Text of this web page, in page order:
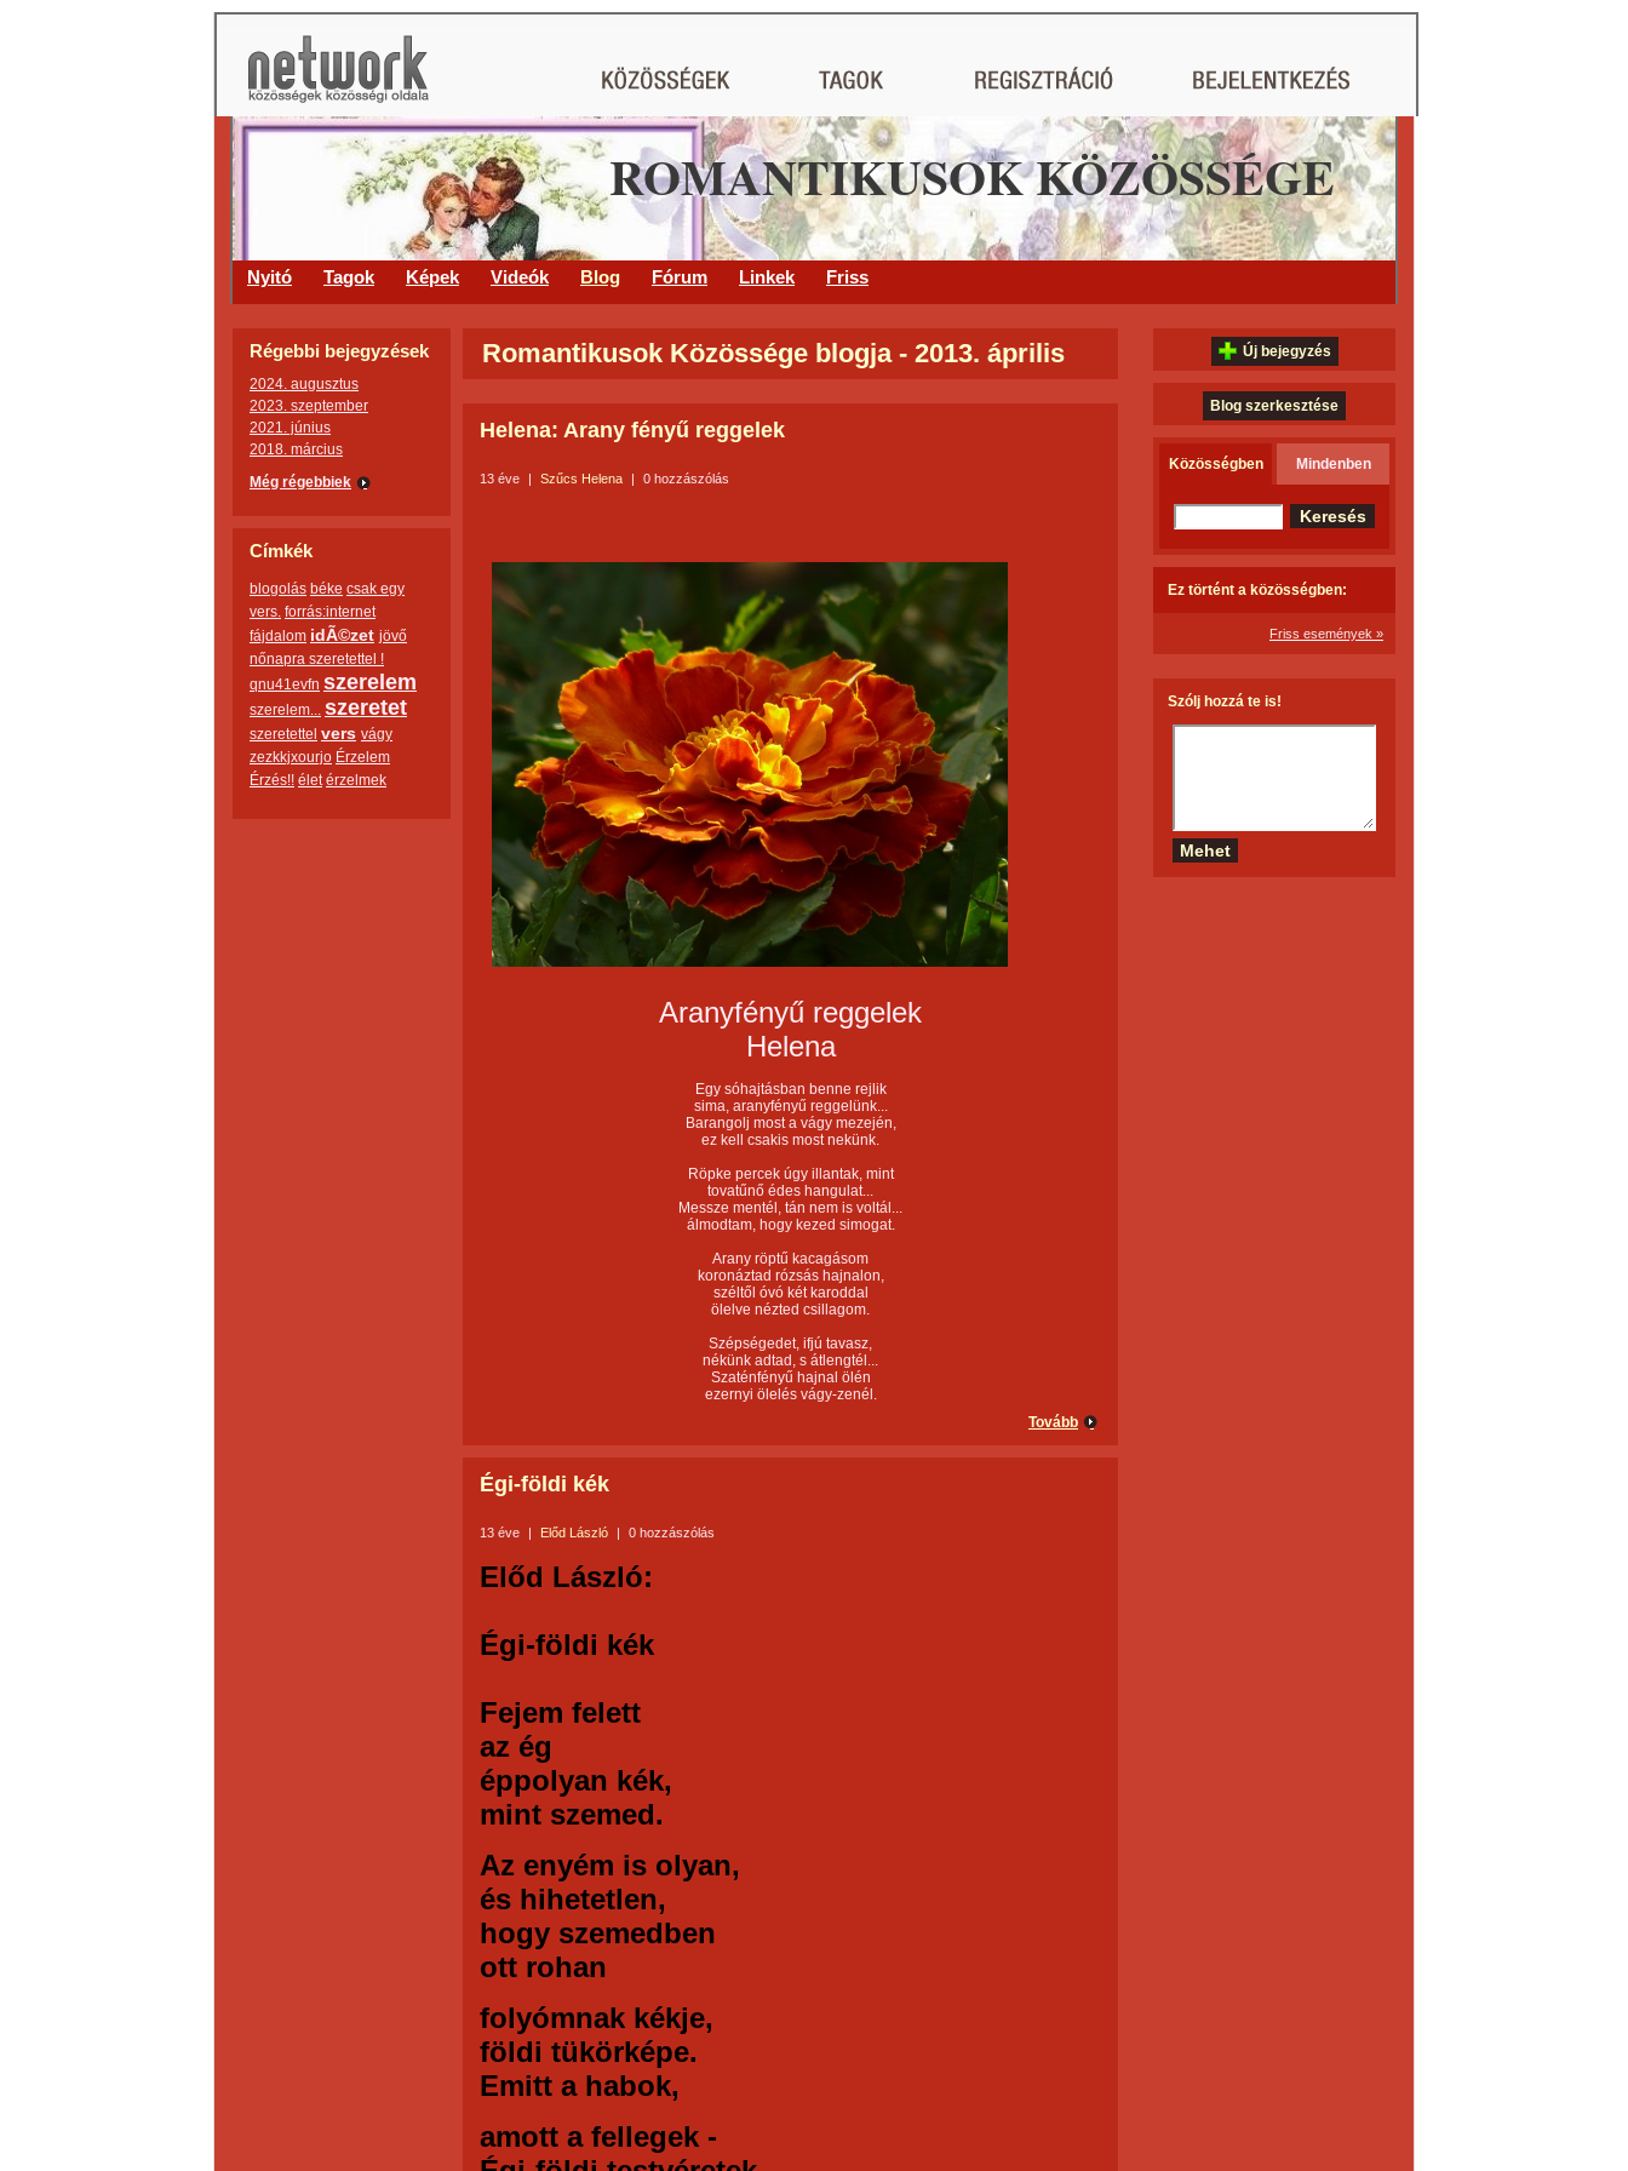
ROMANTIKUSOK KÖZÖSSÉGE
Nyitó Tagok Képek Videók Blog Fórum Linkek Friss
Régebbi bejegyzések
2024. augusztus
2023. szeptember
2021. június
2018. március
Még régebbiek
Címkék
blogolás béke csak egy
vers. forrás:internet
fájdalom idÃ©zet jövő
nőnapra szeretettel !
qnu41evfn szerelem
szerelem... szeretet
szeretettel vers vágy
zezkkjxourjo Érzelem
Érzés!! élet érzelmek
Romantikusok Közössége blogja - 2013. április
Helena: Arany fényű reggelek
13 éve | Szűcs Helena | 0 hozzászólás
Aranyfényű reggelek
Helena
Egy sóhajtásban benne rejlik
sima, aranyfényű reggelünk...
Barangolj most a vágy mezején,
ez kell csakis most nekünk.
Röpke percek úgy illantak, mint
tovatűnő édes hangulat...
Messze mentél, tán nem is voltál...
álmodtam, hogy kezed simogat.
Arany röptű kacagásom
koronáztad rózsás hajnalon,
széltől óvó két karoddal
ölelve nézted csillagom.
Szépségedet, ifjú tavasz,
nékünk adtad, s átlengtél...
Szaténfényű hajnal ölén
ezernyi ölelés vágy-zenél.
Tovább
Égi-földi kék
13 éve | Előd László | 0 hozzászólás
Előd László:
Égi-földi kék
Fejem felett
az ég
éppolyan kék,
mint szemed.
Az enyém is olyan,
és hihetetlen,
hogy szemedben
ott rohan
folyómnak kékje,
földi tükörképe.
Emitt a habok,
amott a fellegek -
Új bejegyzés
Blog szerkesztése
Közösségben Mindenben
Ez történt a közösségben:
Friss események »
Szólj hozzá te is!